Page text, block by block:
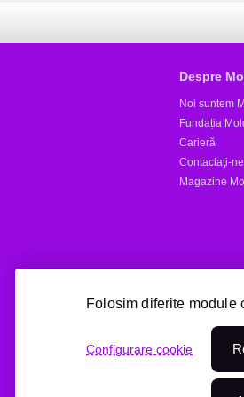
Despre
Noi suntem
Fundația
Carieră
Contactaţi-ne
Magazine
Folosim diferite module
Configurare cookie